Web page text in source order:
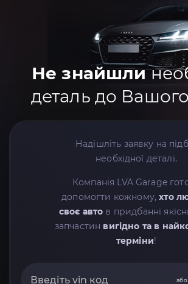
Не знайшли
деталь до
Надішліть заявку на
необхідної деталі.
Компанія LVA Garage
допомогти кожному,хто
своє авто в придбанні
запчастин вигідно та в
терміни!